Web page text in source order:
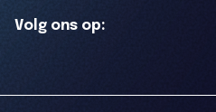
Volg ons op: